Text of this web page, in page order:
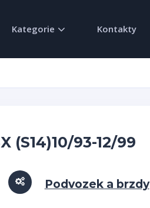
Kategorie Kontakty
(S14)10/93-12/99
Podvozek a brzdy